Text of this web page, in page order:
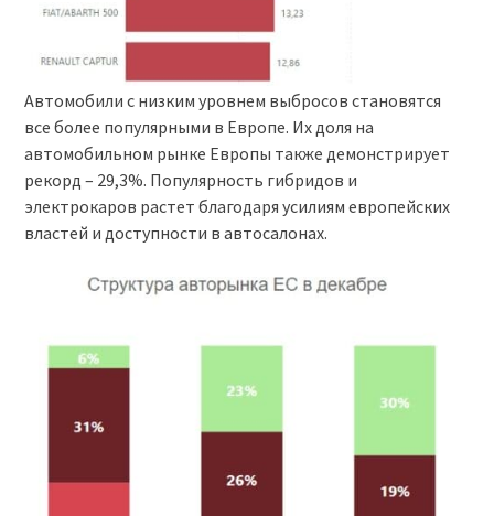
Автомобили с низким уровнем выбросов становятся
все более популярными в Европе. Их доля на
автомобильном рынке Европы также демонстрирует
рекорд – 29,3%. Популярность гибридов и
электрокаров растет благодаря усилиям европейских
властей и доступности в автосалонах.